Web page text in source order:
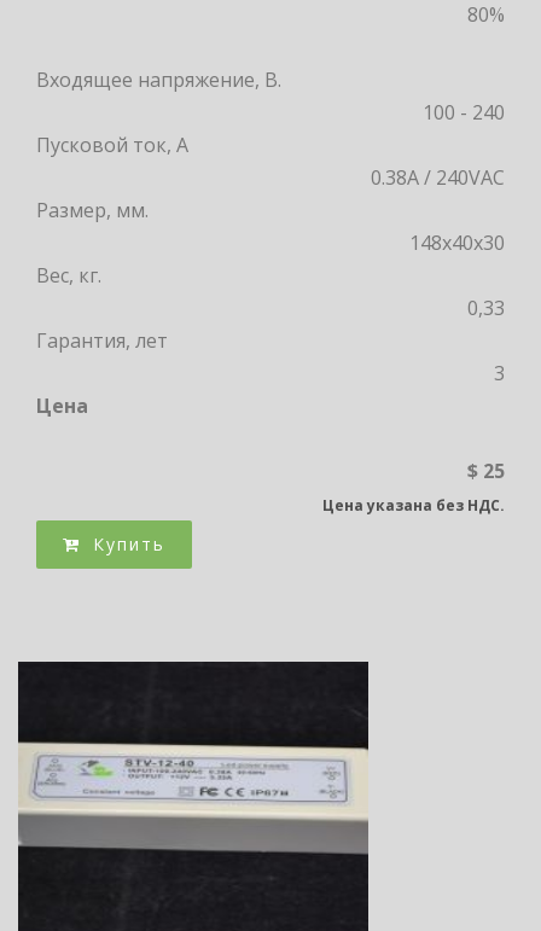
80%
Входящее напряжение, В.
100 - 240
Пусковой ток, А
0.38A / 240VAC
Размер, мм.
148х40х30
Вес, кг.
0,33
Гарантия, лет
3
Цена
$ 25
Цена указана без НДС.
Купить